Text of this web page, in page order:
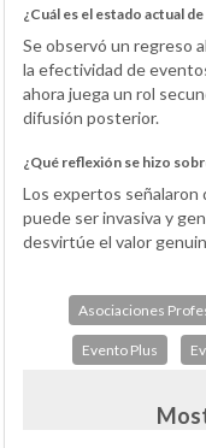
¿Cuál es el estado actual
Se observó un regreso
la efectividad de
ahora juega un rol
difusión posterior.
¿Qué reflexión se hizo
Los expertos señalaron
puede ser invasiva y
desvirtúe el valor
Asociaciones
Evento Plus